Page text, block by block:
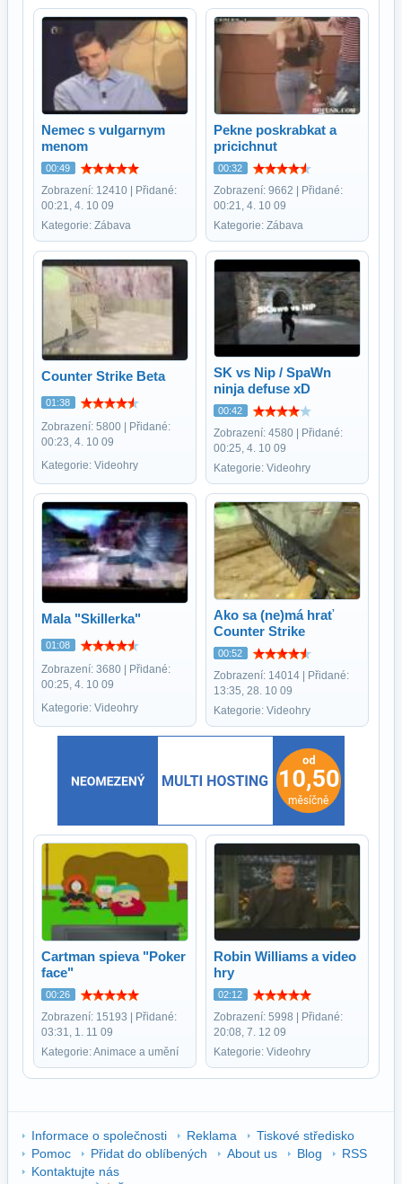
Nemec s vulgarnym
menom
00:49
Zobrazení: 12410 | Přidané:
00:21, 4. 10 09
Kategorie: Zábava
Pekne poskrabkat a
pricichnut
00:32
Zobrazení: 9662 | Přidané:
00:21, 4. 10 09
Kategorie: Zábava
Counter Strike Beta
01:38
Zobrazení: 5800 | Přidané:
00:23, 4. 10 09
Kategorie: Videohry
SK vs Nip / SpaWn
ninja defuse xD
00:42
Zobrazení: 4580 | Přidané:
00:25, 4. 10 09
Kategorie: Videohry
Mala "Skillerka"
01:08
Zobrazení: 3680 | Přidané:
00:25, 4. 10 09
Kategorie: Videohry
Ako sa (ne)má hrať
Counter Strike
00:52
Zobrazení: 14014 | Přidané:
13:35, 28. 10 09
Kategorie: Videohry
Cartman spieva "Poker
face"
00:26
Zobrazení: 15193 | Přidané:
03:31, 1. 11 09
Kategorie: Animace a umění
Robin Williams a video
hry
02:12
Zobrazení: 5998 | Přidané:
20:08, 7. 12 09
Kategorie: Videohry
Informace o společnosti Reklama
Tiskové středisko
Pomoc
Přidat do oblíbených About us Blog
RSS
Kontaktujte nás